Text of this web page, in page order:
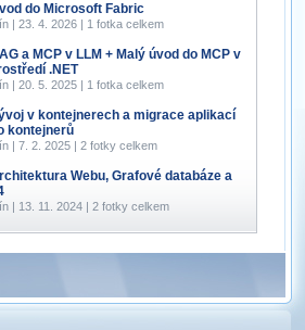
do Microsoft Fabric
| 23. 4. 2026 | 1 fotka celkem
a MCP v LLM + Malý úvod do MCP v
.NET
| 20. 5. 2025 | 1 fotka celkem
v kontejnerech a migrace aplikací
kontejnerů
| 7. 2. 2025 | 2 fotky celkem
Webu, Grafové databáze a
| 13. 11. 2024 | 2 fotky celkem